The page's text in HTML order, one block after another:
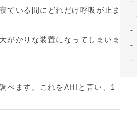
ている間にどれだけ呼吸が止ま
がかりな装置になってしまいま
べます。これをAHIと言い、1